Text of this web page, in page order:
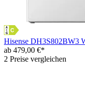
Hisense DH3S802BW3
ab 479,00 €*
2 Preise vergleichen